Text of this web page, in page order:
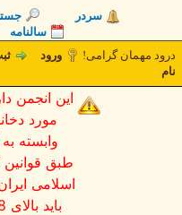
سردر جستجو
سالنامه
مهمان گرامی!
ورود ثبت
این انجمن
مورد دخانیات
وابسته به آن
طبق قوانین
اسلامی ایران
باید بالای 18 سال باشند